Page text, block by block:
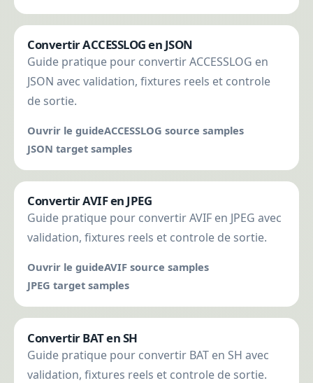
Convertir ACCESSLOG en JSON
Guide pratique pour convertir ACCESSLOG en
JSON avec validation, fixtures reels et controle
de sortie.
Ouvrir le guideACCESSLOG source samples
JSON target samples
Convertir AVIF en JPEG
Guide pratique pour convertir AVIF en JPEG avec
validation, fixtures reels et controle de sortie.
Ouvrir le guideAVIF source samples
JPEG target samples
Convertir BAT en SH
Guide pratique pour convertir BAT en SH avec
validation, fixtures reels et controle de sortie.